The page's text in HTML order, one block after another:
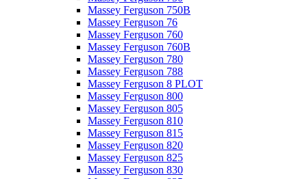
Massey Ferguson 750B
Massey Ferguson 76
Massey Ferguson 760
Massey Ferguson 760B
Massey Ferguson 780
Massey Ferguson 788
Massey Ferguson 8 PLOT
Massey Ferguson 800
Massey Ferguson 805
Massey Ferguson 810
Massey Ferguson 815
Massey Ferguson 820
Massey Ferguson 825
Massey Ferguson 830